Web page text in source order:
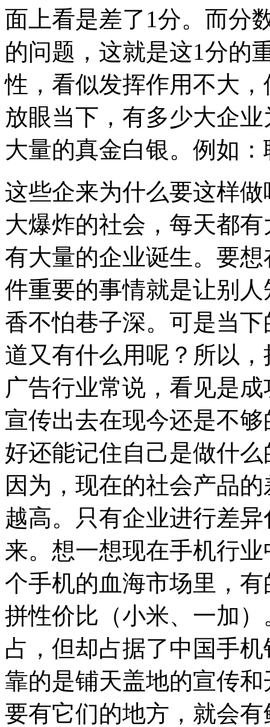
面上看是差了1分。而分
的问题，这就是这1分的
性，看似发挥作用不大
放眼当下，有多少大企
大量的真金白银。例如
这些企来为什么要这样
大爆炸的社会，每天都
有大量的企业诞生。要
件重要的事情就是让别
香不怕巷子深。可是当
道又有什么用呢？所以
广告行业常说，看见是
宣传出去在现今还是不
好还能记住自己是做什
因为，现在的社会产品
越高。只有企业进行差
来。想一想现在手机行
个手机的血海市场里，
拼性价比（小米、一加
占，但却占据了中国手
靠的是铺天盖地的宣传
要有它们的地方，就会